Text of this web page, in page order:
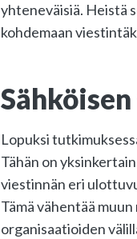
yhteneväisiä. Heistä
kohdemaan
Lopuksi
Tähän on
viestinnän eri
Tämä vähentää
organisaatioiden